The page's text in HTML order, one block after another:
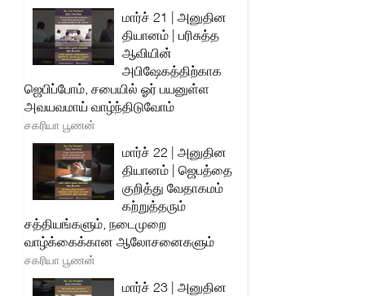
மார்ச் 21 | அனுதின
தியானம் | பரிசுத்த
ஆவியின்
அபிஷேகத்திற்காக
ஜெபிப்போம், சபையில் ஓர் பயனுள்ள
அவயவமாய் வாழ்ந்திடுவோம்
சகரியா பூணன்
மார்ச் 22 | அனுதின
தியானம் | ஜெபத்தை
குறித்து வேதாகமம்
கற்றுத்தரும்
சத்தியங்களும், நடைமுறை
வாழ்க்கைக்கான ஆலோசனைகளும்
சகரியா பூணன்
மார்ச் 23 | அனுதின